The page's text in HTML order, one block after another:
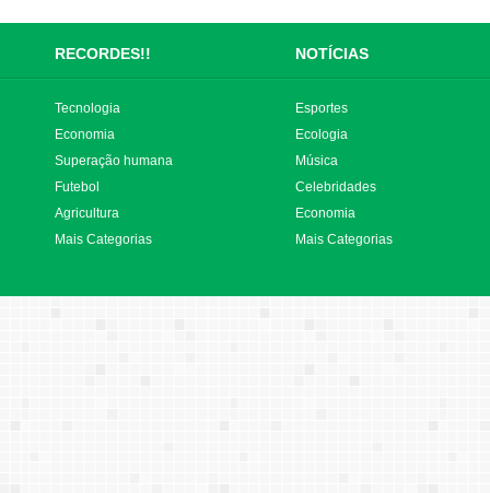
RECORDES!! NOTÍCIAS
Tecnologia
Economia
Superação humana
Futebol
Agricultura
Mais Categorias
Esportes
Ecologia
Música
Celebridades
Economia
Mais Categorias